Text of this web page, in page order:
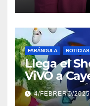
FARÁNDULA NOTICIAS
Llega el
ViVO a
Relojes
4/FEBRERO/2025